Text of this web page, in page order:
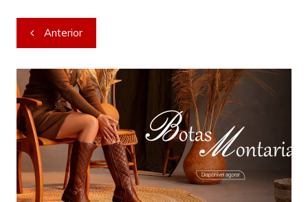
Navegação
de
Post
Anterior